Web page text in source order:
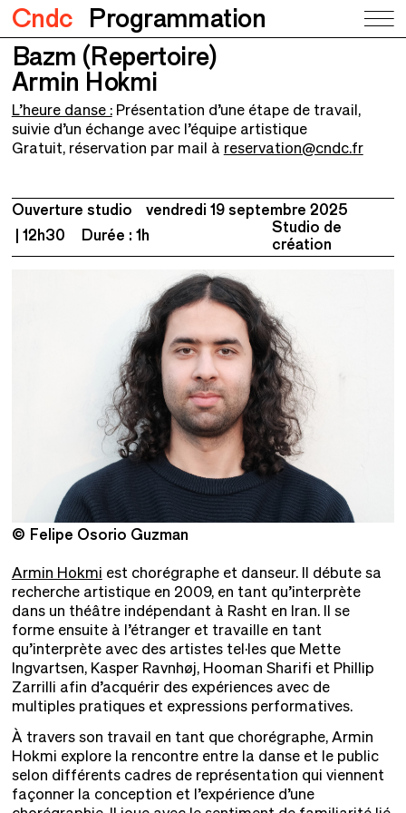
Cndc Programmation
Bazm (Repertoire)
Armin Hokmi
Bazm (Repertoire)
Armin Hokmi
L’heure danse :Présentation d’une étape de travail,
suivie d’un échange avec l’équipe artistique
Gratuit, réservation par mail à reservation@cndc.fr
Ouverture studio
vendredi 19 septembre 2025
12h30
Durée : 1h
Studio de
création
© Felipe Osorio Guzman
Armin Hokmi est chorégraphe et danseur. Il débute sa
recherche artistique en 2009, en tant qu’interprète
dans un théâtre indépendant à Rasht en Iran. Il se
forme ensuite à l’étranger et travaille en tant
qu’interprète avec des artistes tel·les que Mette
Ingvartsen, Kasper Ravnhøj, Hooman Sharifi et Phillip
Zarrilli afin d’acquérir des expériences avec de
multiples pratiques et expressions performatives.
À travers son travail en tant que chorégraphe, Armin
Hokmi explore la rencontre entre la danse et le public
selon différents cadres de représentation qui viennent
façonner la conception et l’expérience d’une